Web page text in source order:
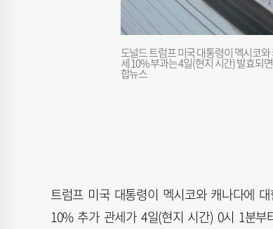
도널드 트럼프 미국 대통령이 멕시코
세 10% 부과는 4일(현지 시간) 발효되
합뉴스
트럼프 미국 대통령이 멕시코와 캐나다에
10% 추가 관세가 4일(현지 시간) 0시 1분